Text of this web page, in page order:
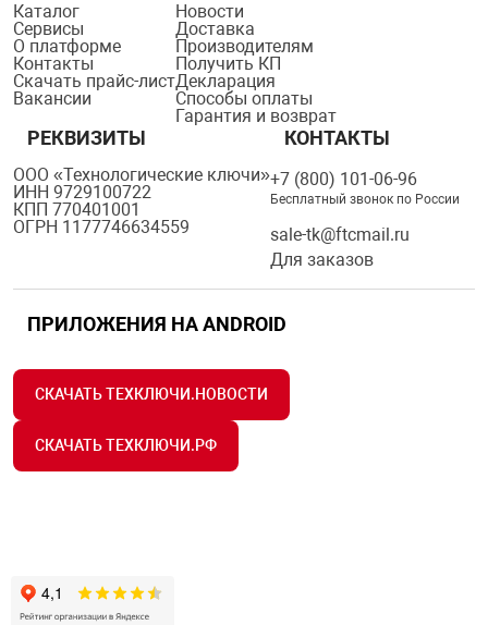
Каталог
Сервисы
О платформе
Контакты
Скачать прайс-лист
Вакансии
Новости
Доставка
Производителям
Получить КП
Декларация
Способы оплаты
Гарантия и возврат
РЕКВИЗИТЫ
ООО «Технологические ключи»
ИНН 9729100722
КПП 770401001
ОГРН 1177746634559
КОНТАКТЫ
+7 (800) 101-06-96
Бесплатный звонок по России
sale-tk@ftcmail.ru
Для заказов
ПРИЛОЖЕНИЯ НА ANDROID
СКАЧАТЬ ТЕХКЛЮЧИ.НОВОСТИ
СКАЧАТЬ ТЕХКЛЮЧИ.РФ